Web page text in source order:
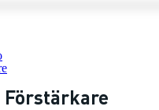
Förstärkare